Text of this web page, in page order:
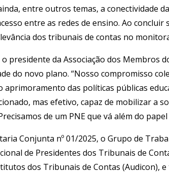
entre outros temas, a conectividade
entre as redes de ensino. Ao
dos tribunais de contas no
presidente da Associação dos Membros
do novo plano. “Nosso compromisso
aprimoramento das políticas públicas
mas efetivo, capaz de mobilizar a
de um PNE que vá além do
Conjunta nº 01/2025, o Grupo de
de Presidentes dos Tribunais de
dos Tribunais de Contas (Audicon),